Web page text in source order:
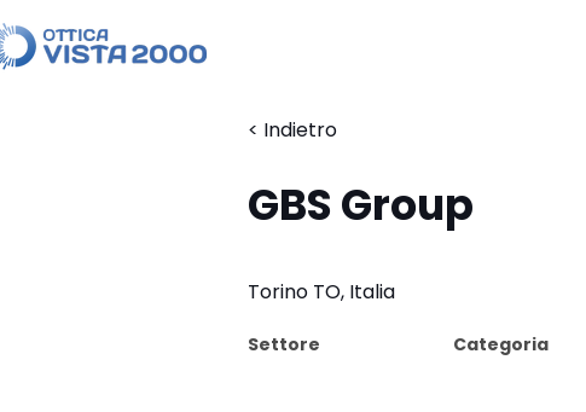
< Indietro
GBS Group
Torino TO, Italia
Settore Categoria